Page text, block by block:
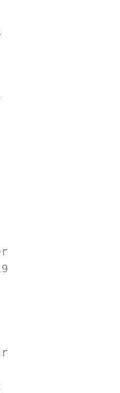
Seite
–
Jahr